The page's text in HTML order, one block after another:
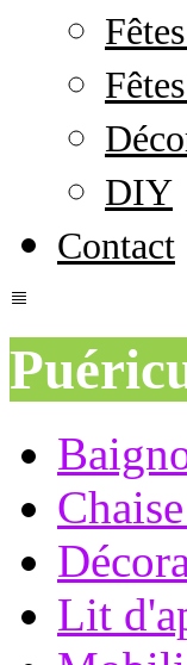
DIY
Contact
Lit